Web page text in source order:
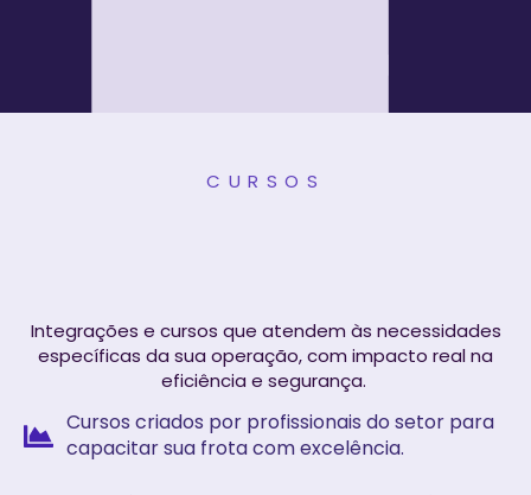
CURSOS
Integrações e cursos que atendem às necessidades
específicas da sua operação, com impacto real na
eficiência e segurança.
Cursos criados por profissionais do setor para
capacitar sua frota com excelência.